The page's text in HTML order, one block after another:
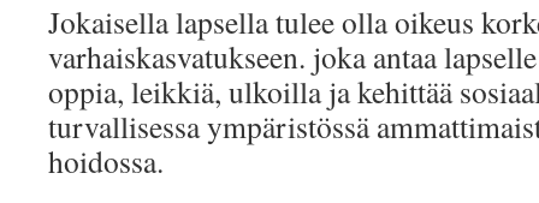
Jokaisella lapsella tulee olla oikeus
varhaiskasvatukseen. joka antaa
oppia, leikkiä, ulkoilla ja kehittää
turvallisessa ympäristössä
hoidossa.